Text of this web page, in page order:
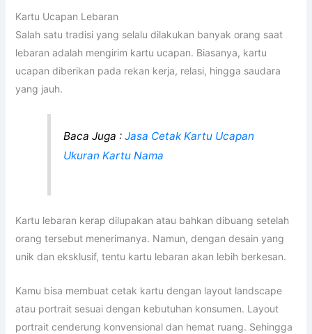
Kartu Ucapan Lebaran
Salah satu tradisi yang selalu dilakukan banyak orang saat
lebaran adalah mengirim kartu ucapan. Biasanya, kartu
ucapan diberikan pada rekan kerja, relasi, hingga saudara
yang jauh.
Baca Juga :Jasa Cetak Kartu Ucapan
Ukuran Kartu Nama
Kartu lebaran kerap dilupakan atau bahkan dibuang setelah
orang tersebut menerimanya. Namun, dengan desain yang
unik dan eksklusif, tentu kartu lebaran akan lebih berkesan.
Kamu bisa membuat cetak kartu dengan layout landscape
atau portrait sesuai dengan kebutuhan konsumen. Layout
portrait cenderung konvensional dan hemat ruang. Sehingga